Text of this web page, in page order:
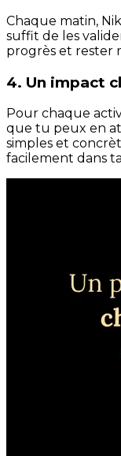
Chaque matin,
suffit de les
progrès et rester
4. Un impact
Pour chaque
que tu peux en
simples et
facilement dans